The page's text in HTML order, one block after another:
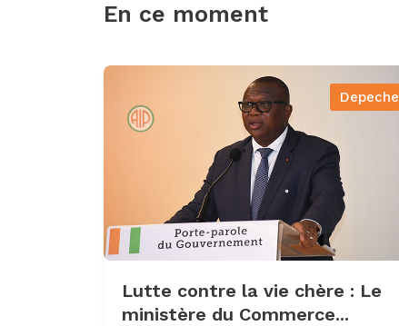
En ce moment
Depeche
Lutte contre la vie chère : Le
ministère du Commerce...